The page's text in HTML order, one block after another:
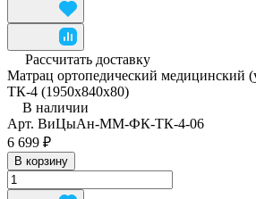
Рассчитать доставку
Матрац ортопедический медицинский
ТК-4 (1950x840x80)
В наличии
Арт. ВиЦыАн-ММ-ФК-ТК-4-06
6 699 ₽
В корзину